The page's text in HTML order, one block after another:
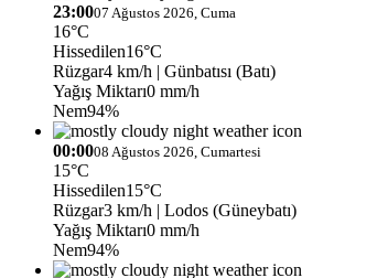
23:0007 Ağustos 2026, Cuma
16°C
Hissedilen16°C
Rüzgar4 km/h | Günbatısı (Batı)
Yağış Miktarı0 mm/h
Nem94%
00:0008 Ağustos 2026, Cumartesi
15°C
Hissedilen15°C
Rüzgar3 km/h | Lodos (Güneybatı)
Yağış Miktarı0 mm/h
Nem94%